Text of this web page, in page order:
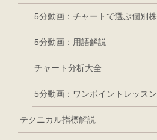
5分動画：チャートで選ぶ個別株
5分動画：用語解説
チャート分析大全
5分動画：ワンポイントレッスン
テクニカル指標解説